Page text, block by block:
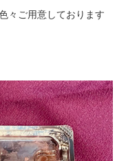
々ご用意しております